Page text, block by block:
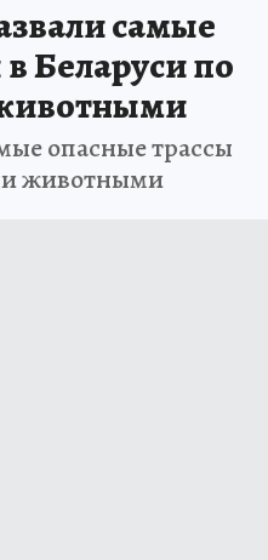
самые
Беларуси по
опасные трассы
животными